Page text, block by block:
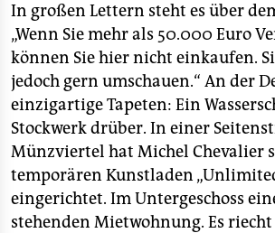
verlag
veranstaltungen
shop
fragen & hilfe
unterstützen
abo
In großen Lettern steht es über
„Wenn Sie mehr als 50.000 Euro
können Sie hier nicht einkaufen.
jedoch gern umschauen.“ An der
einzigartige Tapeten: Ein
Stockwerk drüber. In einer
Münzviertel hat Michel Chevalier
temporären Kunstladen
eingerichtet. Im Untergeschoss
stehenden Mietwohnung. Es